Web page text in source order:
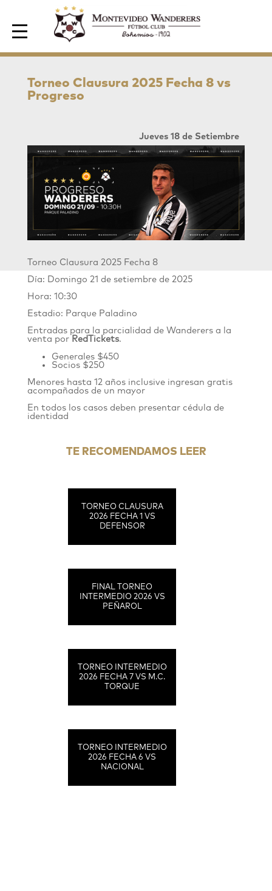
Area de Socios
Torneo Clausura 2025 Fecha 8 vs
Progreso
Jueves 18 de Setiembre
Torneo Clausura 2025 Fecha 8
Día: Domingo 21 de setiembre de 2025
Hora: 10:30
Estadio: Parque Paladino
Entradas para la parcialidad de Wanderersa la
venta por RedTickets.
Generales $450
Socios $250
Menores hasta 12 años inclusive ingresan gratis
acompañados de un mayor
En todos los casos deben presentar cédula de
identidad
TE RECOMENDAMOS LEER
TORNEO CLAUSURA
2026 FECHA 1 VS
DEFENSOR
FINAL TORNEO
INTERMEDIO 2026 VS
PEÑAROL
TORNEO INTERMEDIO
2026 FECHA 7 VS M.C.
TORQUE
TORNEO INTERMEDIO
2026 FECHA 6 VS
NACIONAL